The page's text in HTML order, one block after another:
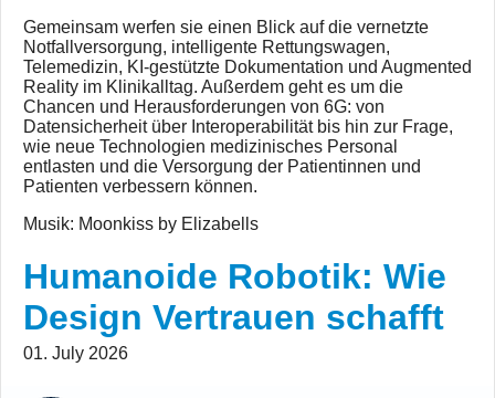
Gemeinsam werfen sie einen Blick auf die vernetzte
Notfallversorgung, intelligente Rettungswagen,
Telemedizin, KI-gestützte Dokumentation und Augmented
Reality im Klinikalltag. Außerdem geht es um die
Chancen und Herausforderungen von 6G: von
Datensicherheit über Interoperabilität bis hin zur Frage,
wie neue Technologien medizinisches Personal
entlasten und die Versorgung der Patientinnen und
Patienten verbessern können.
Musik: Moonkiss by Elizabells
Humanoide Robotik: Wie
Design Vertrauen schafft
01. July 2026